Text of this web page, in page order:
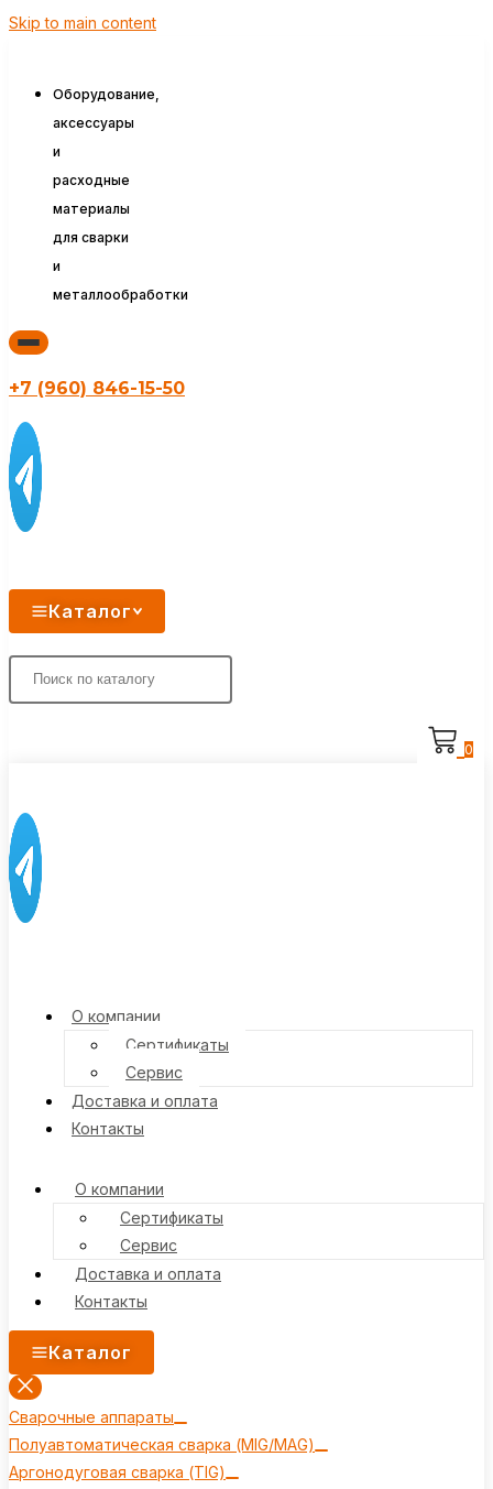
Skip to main content
Оборудование,
аксессуары
и
расходные
материалы
для сварки
и
металлообработки
+7 (960) 846-15-50
Каталог
0
О компании
Сертификаты
Сервис
Доставка и оплата
Контакты
О компании
Сертификаты
Сервис
Доставка и оплата
Контакты
Каталог
Сварочные аппараты
Полуавтоматическая сварка (MIG/MAG)
Аргонодуговая сварка (TIG)